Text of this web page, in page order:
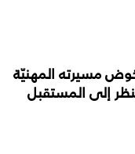
مسيرته المهنيّة
إلى المستقبل